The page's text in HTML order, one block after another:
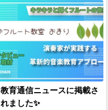
教育通信ニュースに掲載さ
れました✨